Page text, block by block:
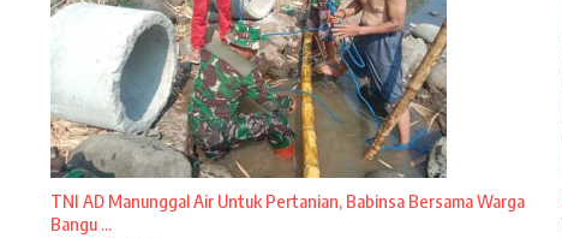
TNI AD Manunggal Air Untuk Pertanian, Babinsa Bersama Warga
Bangu ...